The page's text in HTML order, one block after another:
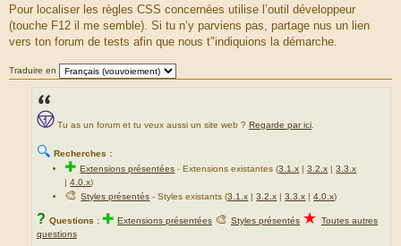
Pour localiser les règles CSS concernées utilise l’outil développeur
(touche F12 il me semble). Si tu n’y parviens pas, partage nus un lien
vers ton forum de tests afin que nous t"indiquions la démarche.
Traduire en
Tu as un forum et tu veux aussi un site web ? Regarde par ici
🔍 Recherches :
✚Extensions présentées -Extensions existantes (3.1.x |3.2.x |3.3.x
|4.0.x)
🎨Styles présentés - Styles existants (3.1.x |3.2.x |3.3.x |4.0.x)
? Questions : ✚ Extensions présentées 🎨 Styles présentés ★ Toutes autres
questions